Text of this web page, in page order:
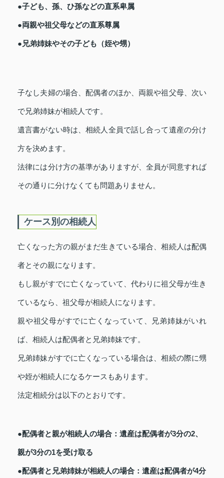
●子ども、孫、ひ孫などの直系卑属
●両親や祖父母などの直系尊属
●兄弟姉妹やその子ども（姪や甥）
子なし夫婦の場合、配偶者のほか、両親や祖父母、次い
で兄弟姉妹が相続人です。
遺言書がない時は、相続人全員で話し合って遺産の分け
方を決めます。
法律には分け方の基準がありますが、全員が同意すれば
その通りに分けなくても問題ありません。
ケース別の相続人
亡くなった方の親がまだ生きている場合、相続人は配偶
者とその親になります。
もし親がすでに亡くなっていて、代わりに祖父母が生き
ているなら、祖父母が相続人になります。
親や祖父母がすでに亡くなっていて、兄弟姉妹がいれ
ば、相続人は配偶者と兄弟姉妹です。
兄弟姉妹がすでに亡くなっている場合は、相続の際に甥
や姪が相続人になるケースもあります。
法定相続分は以下のとおりです。
●配偶者と親が相続人の場合：遺産は配偶者が3分の2、
親が3分の1を受け取る
●配偶者と兄弟姉妹が相続人の場合：遺産は配偶者が4分